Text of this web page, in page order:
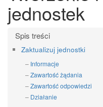
jednostek
Zaktualizuj jednostki
Informacje
Zawartość żądania
Zawartość odpowiedzi
Działanie